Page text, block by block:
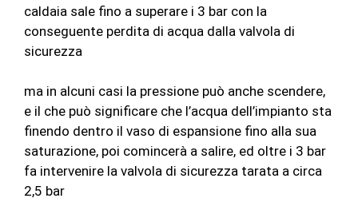
caldaia sale fino a superare i 3 bar con la
conseguente perdita di acqua dalla valvola di
sicurezza
ma in alcuni casi la pressione può anche scendere,
e il che può significare che l’acqua dell’impianto sta
finendo dentro il vaso di espansione fino alla sua
saturazione, poi comincerà a salire, ed oltre i 3 bar
fa intervenire la valvola di sicurezza tarata a circa
2,5 bar